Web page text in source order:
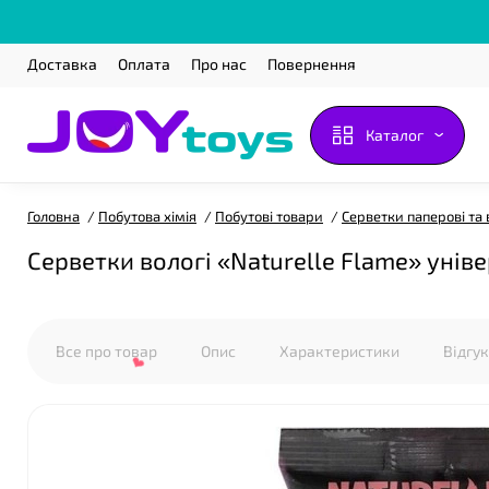
Доставка Оплата Про нас Повернення
Каталог
Головна Побутова хімія Побутові товари Серветки паперові та
Серветки вологі «Naturelle Flame»
Все про товар Опис Характеристики